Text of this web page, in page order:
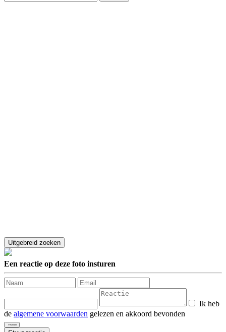
Een reactie op deze foto insturen
Ik heb
de algemene voorwaarden gelezen en akkoord bevonden